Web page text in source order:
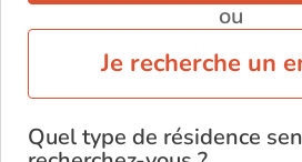
ou
Je recherche un
Quel type de résidence